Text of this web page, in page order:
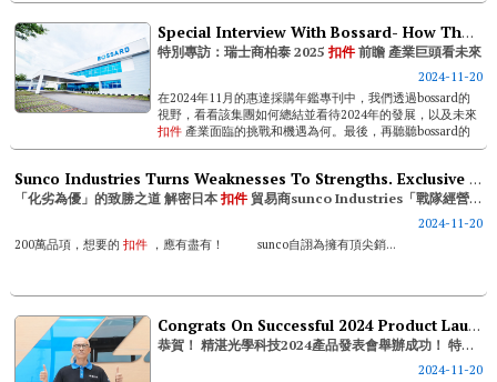
Special Interview With Bossard- How The Fastener Giant Sees The Fastening Future In 2025
特別專訪：瑞士商柏泰 2025 扣件前瞻 產業巨頭看未來
2024-11-20
在2024年11月的惠達採購年鑑專刊中，我們透過bossard的
視野，看看該集團如何總結並看待2024年的發展，以及未來
扣件 產業面臨的挑戰和機遇為何。最後，再聽聽bossard的
最新動向以及如何藉此保持市場領先地位。 ...
Sunco Industries Turns Weaknesses To Strengths. Exclusive Scoop On Industry Leading Trade Squad Of Japanese Fastener Trader
「化劣為優」的致勝之道 解密日本扣件貿易商sunco Industries「戰隊經營術」
2024-11-20
200萬品項，想要的 扣件 ，應有盡有！ sunco自詡為擁有頂尖銷...
Congrats On Successful 2024 Product Launch Of Ching Chan Optical Technology (ccm)! Special Interview With General Manager Thomas Chou
恭賀！ 精湛光學科技2024產品發表會舉辦成功！ 特別專訪： 周毓誠總經理
2024-11-20